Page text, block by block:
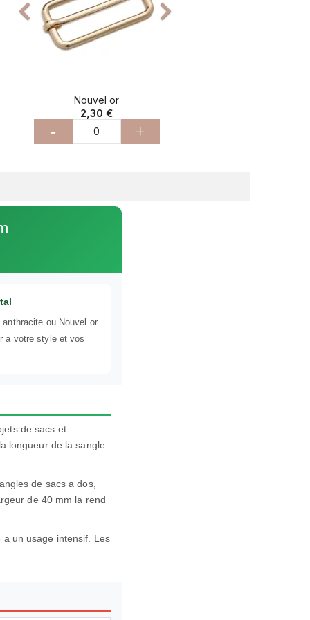
 
Nouvel or
2,30 €
- +
ou Nouvel or
a votre style et vos
de sacs et
longueur de la sangle
de sacs a dos,
de 40 mm la rend
un usage intensif. Les